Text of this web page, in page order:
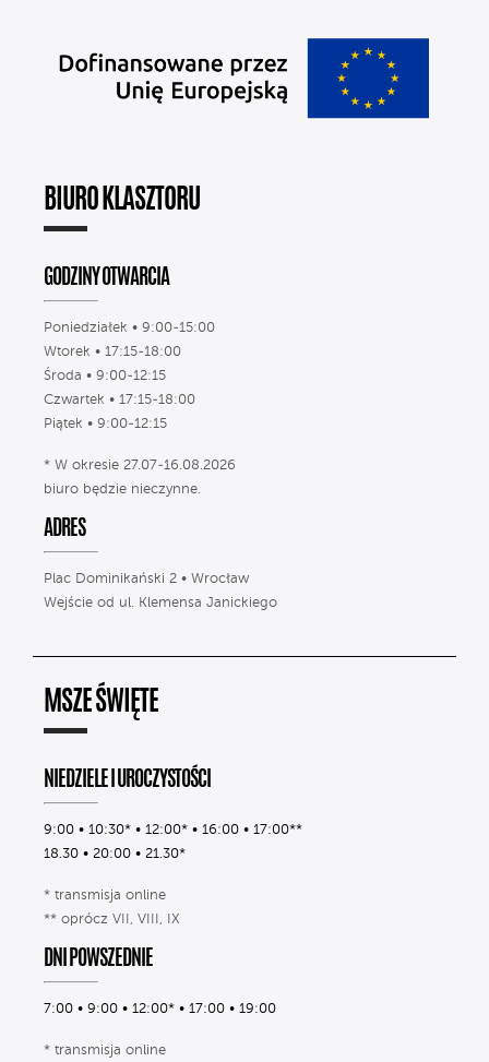
BIURO KLASZTORU
GODZINY OTWARCIA
Poniedziałek • 9:00-15:00
Wtorek • 17:15-18:00
Środa • 9:00-12:15
Czwartek • 17:15-18:00
Piątek • 9:00-12:15
* W okresie 27.07-16.08.2026
biuro będzie nieczynne.
ADRES
Plac Dominikański 2 • Wrocław
Wejście od ul. Klemensa Janickiego
MSZE ŚWIĘTE
NIEDZIELE I UROCZYSTOŚCI
9:00 • 10:30* • 12:00* • 16:00 • 17:00**
18.30 • 20:00 • 21.30*
* transmisja online
** oprócz VII, VIII, IX
DNI POWSZEDNIE
7:00 • 9:00 • 12:00* • 17:00 • 19:00
* transmisja online